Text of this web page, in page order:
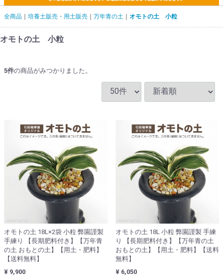
全商品 培養土販売・用土販売 万年青の土 オモトの土 小粒
オモトの土 小粒
5件の商品がみつかりました。
オモトの土 18L×2袋 小粒 弊園謹製
手練り 【長期肥料付き】【万年青
の土 おもとの土】【用土・肥料】
【送料無料】
¥ 9,900
オモトの土 18L 小粒 弊園謹製 手練
り 【長期肥料付き】【万年青の土
おもとの土】【用土・肥料】【送料
無料】
¥ 6,050